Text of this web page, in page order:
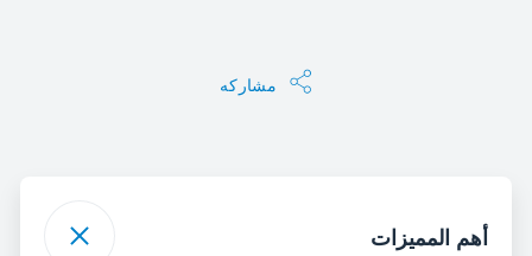
مشاركه
أهم المميزات